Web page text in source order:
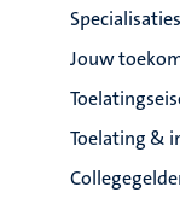
Specialisaties
Jouw
Toelating &